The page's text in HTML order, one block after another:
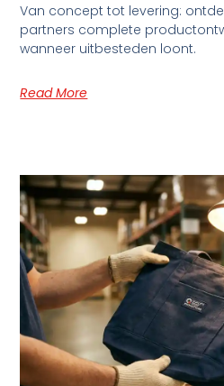
Van concept tot levering:
partners complete
wanneer uitbesteden loont.
Read More